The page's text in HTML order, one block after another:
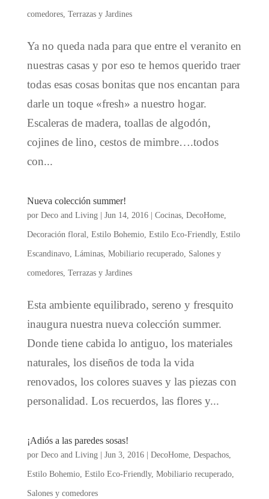
comedores, Terrazas y Jardines
Ya no queda nada para que entre el veranito en
nuestras casas y por eso te hemos querido traer
todas esas cosas bonitas que nos encantan para
darle un toque «fresh» a nuestro hogar.
Escaleras de madera, toallas de algodón,
cojines de lino, cestos de mimbre….todos
con...
Nueva colección summer!
por Deco and Living| Jun 14, 2016| Cocinas, DecoHome,
Decoración floral, Estilo Bohemio, Estilo Eco-Friendly, Estilo
Escandinavo, Láminas, Mobiliario recuperado, Salones y
comedores, Terrazas y Jardines
Esta ambiente equilibrado, sereno y fresquito
inaugura nuestra nueva colección summer.
Donde tiene cabida lo antiguo, los materiales
naturales, los diseños de toda la vida
renovados, los colores suaves y las piezas con
personalidad. Los recuerdos, las flores y...
¡Adiós a las paredes sosas!
por Deco and Living| Jun 3, 2016| DecoHome, Despachos,
Estilo Bohemio, Estilo Eco-Friendly, Mobiliario recuperado,
Salones y comedores